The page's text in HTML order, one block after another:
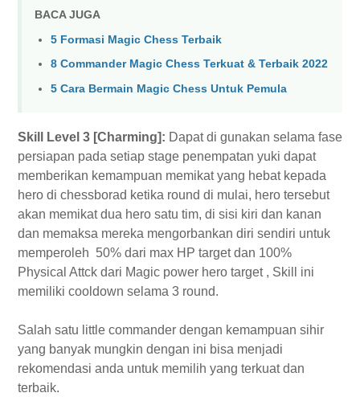
BACA JUGA
5 Formasi Magic Chess Terbaik
8 Commander Magic Chess Terkuat & Terbaik 2022
5 Cara Bermain Magic Chess Untuk Pemula
Skill Level 3 [Charming]: Dapat di gunakan selama fase
persiapan pada setiap stage penempatan yuki dapat
memberikan kemampuan memikat yang hebat kepada
hero di chessborad ketika round di mulai, hero tersebut
akan memikat dua hero satu tim, di sisi kiri dan kanan
dan memaksa mereka mengorbankan diri sendiri untuk
memperoleh 50% dari max HP target dan 100%
Physical Attck dari Magic power hero target , Skill ini
memiliki cooldown selama 3 round.
Salah satu little commander dengan kemampuan sihir
yang banyak mungkin dengan ini bisa menjadi
rekomendasi anda untuk memilih yang terkuat dan
terbaik.